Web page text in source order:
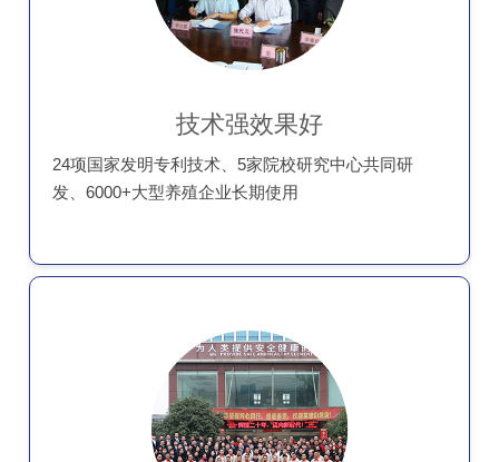
技术强效果好
24项国家发明专利技术、5家院校研究中心共同研
发、6000+大型养殖企业长期使用